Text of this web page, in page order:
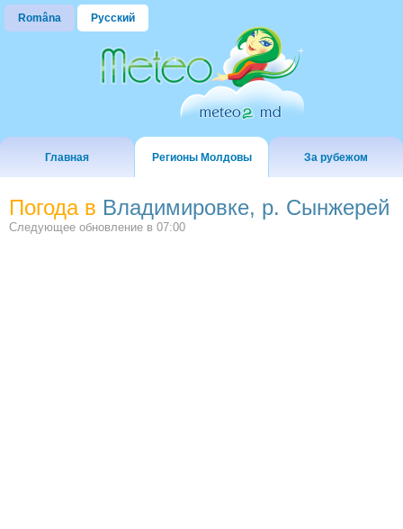
Româna Русский
Главная Регионы Молдовы За рубежом
Погода в Владимировке, р. Сынжерей
Следующее обновление в 07:00